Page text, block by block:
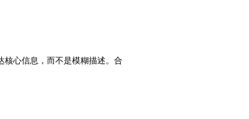
核心信息，而不是模糊描述。合